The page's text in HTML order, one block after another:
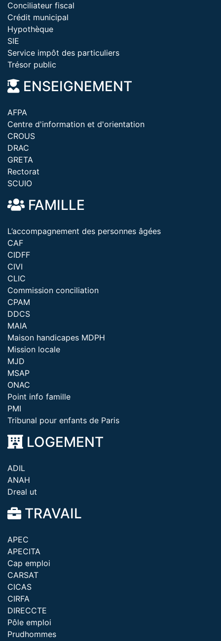
Conciliateur fiscal
Crédit municipal
Hypothèque
SIE
Service impôt des particuliers
Trésor public
ENSEIGNEMENT
AFPA
Centre d'information et d'orientation
CROUS
DRAC
GRETA
Rectorat
SCUIO
FAMILLE
L’accompagnement des personnes âgées
CAF
CIDFF
CIVI
CLIC
Commission conciliation
CPAM
DDCS
MAIA
Maison handicapes MDPH
Mission locale
MJD
MSAP
ONAC
Point info famille
PMI
Tribunal pour enfants de Paris
LOGEMENT
ADIL
ANAH
Dreal ut
TRAVAIL
APEC
APECITA
Cap emploi
CARSAT
CICAS
CIRFA
DIRECCTE
Pôle emploi
Prudhommes